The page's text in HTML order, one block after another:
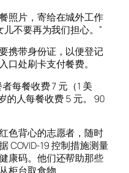
照片，寄给在城外工作
儿不要再为我们担心。”
携带身份证，以便登记
口处刷卡支付餐费。
每餐收费 7 元（1 美
的人每餐收费 5 元。 90
色背心的志愿者，随时
COVID-19 控制措施测量
康码。他们还帮助那些